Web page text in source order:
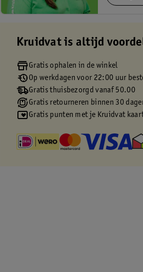
Kruidvat is altijd
Gratis ophalen in de winkel
Op werkdagen voor 22:00 uur
Gratis thuisbezorgd vanaf 50.00
Gratis retourneren binnen 30
Gratis punten met je Kruidvat